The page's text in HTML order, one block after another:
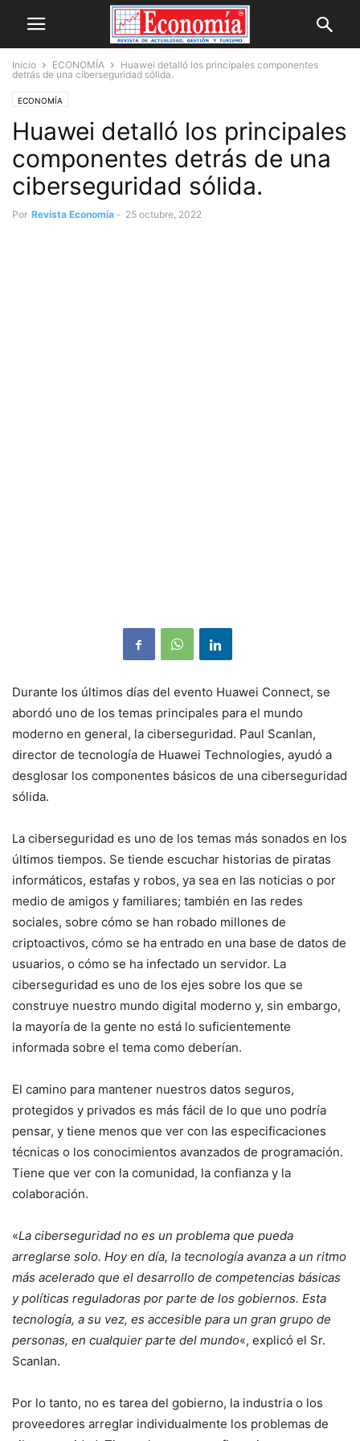
Inicio ECONOMÍA
Huawei detalló los principales componentes
detrás de una ciberseguridad sólida.
ECONOMÍA
Huawei detalló los principales
componentes detrás de una
ciberseguridad sólida.
Por Revista Economía - 25 octubre, 2022
Durante los últimos días del evento Huawei Connect, se
abordó uno de los temas principales para el mundo
moderno en general, la ciberseguridad. Paul Scanlan,
director de tecnología de Huawei Technologies, ayudó a
desglosar los componentes básicos de una ciberseguridad
sólida.
La ciberseguridad es uno de los temas más sonados en los
últimos tiempos. Se tiende escuchar historias de piratas
informáticos, estafas y robos, ya sea en las noticias o por
medio de amigos y familiares; también en las redes
sociales, sobre cómo se han robado millones de
criptoactivos, cómo se ha entrado en una base de datos de
usuarios, o cómo se ha infectado un servidor. La
ciberseguridad es uno de los ejes sobre los que se
construye nuestro mundo digital moderno y, sin embargo,
la mayoría de la gente no está lo suficientemente
informada sobre el tema como deberían.
El camino para mantener nuestros datos seguros,
protegidos y privados es más fácil de lo que uno podría
pensar, y tiene menos que ver con las especificaciones
técnicas o los conocimientos avanzados de programación.
Tiene que ver con la comunidad, la confianza y la
colaboración.
«La ciberseguridad no es un problema que pueda
arreglarse solo. Hoy en día, la tecnología avanza a un ritmo
más acelerado que el desarrollo de competencias básicas
y políticas reguladoras por parte de los gobiernos. Esta
tecnología, a su vez, es accesible para un gran grupo de
personas, en cualquier parte del mundo«, explicó el Sr.
Scanlan.
Por lo tanto, no es tarea del gobierno, la industria o los
proveedores arreglar individualmente los problemas de